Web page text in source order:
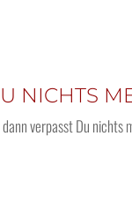
NICHTS
verpasst Du nichts